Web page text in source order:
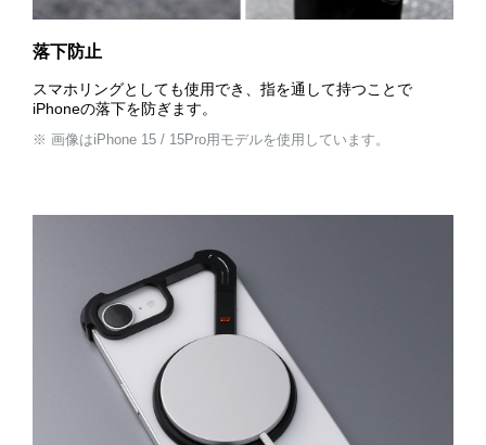
落下防止
スマホリングとしても使用でき、指を通して持つことで
iPhoneの落下を防ぎます。
※ 画像はiPhone 15 / 15Pro用モデルを使用しています。